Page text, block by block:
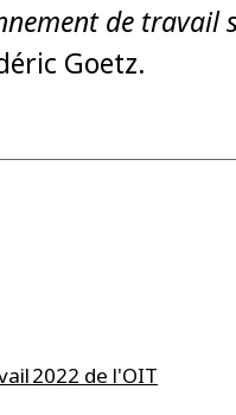
de travail
Goetz.
2022 de l'OIT